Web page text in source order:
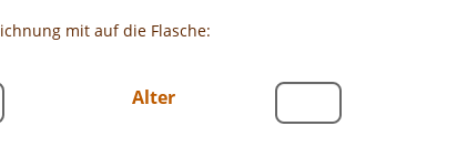
mit auf die Flasche:
Alter